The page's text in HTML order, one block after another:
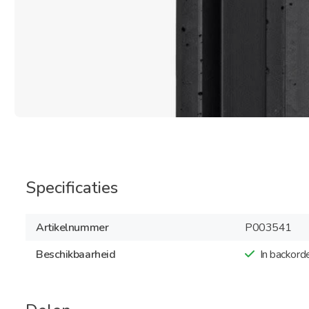
Specificaties
Artikelnummer
P003541
Beschikbaarheid
In